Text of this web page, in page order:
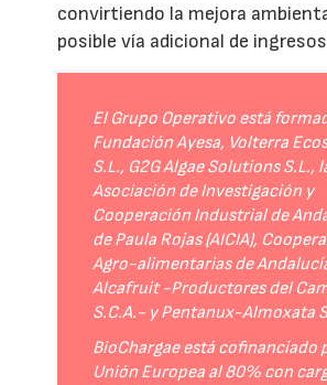
convirtiendo la mejora
posible vía adicional de
El Grupo Operativo está
Fundación Ayesa, Volterra
S.L., G2G Algae Solutions S.L.,
Asociación de Investigación y
Cooperación Industrial de
de Paula Rojas (AICIA),
Agro-alimentarias de
Alcafruit -Productores del
S.C.A.- y Pentanux-Almoxata
BioChargae está cofinanciado
Unión Europea al 80% con